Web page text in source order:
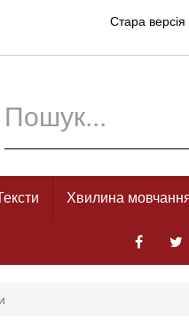
Стара версія
Хвилина